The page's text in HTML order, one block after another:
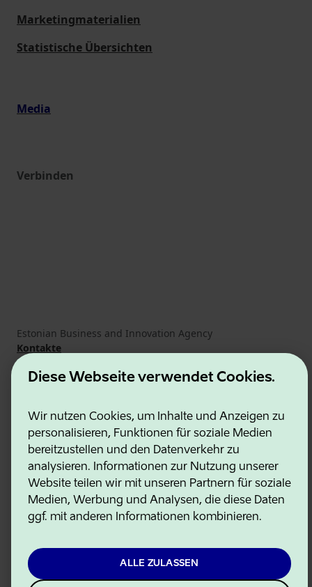
Diese Webseite verwendet Cookies.
Wir nutzen Cookies, um Inhalte und Anzeigen zu
personalisieren, Funktionen für soziale Medien
bereitzustellen und den Datenverkehr zu
analysieren. Informationen zur Nutzung unserer
Website teilen wir mit unseren Partnern für soziale
Medien, Werbung und Analysen, die diese Daten
ggf. mit anderen Informationen kombinieren.
ALLE ZULASSEN
Marketingmaterialien
Statistische Übersichten
Media
Verbinden
Estonian Business and Innovation Agency
Kontakte
Kooperationspartner
Nutzungsbedingungen